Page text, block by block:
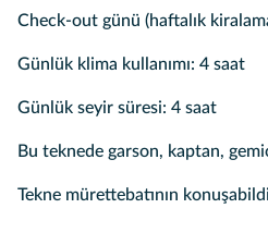
Check-out günü (haftalık
Günlük klima kullanımı: 4 saat
Günlük seyir süresi: 4 saat
Bu teknede garson, kaptan,
Tekne mürettebatının